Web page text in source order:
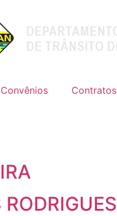
Convênios Contratos